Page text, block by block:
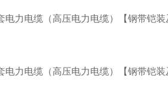
力电缆（高压电力电缆）【钢带铠装
力电缆（高压电力电缆）【钢带铠装